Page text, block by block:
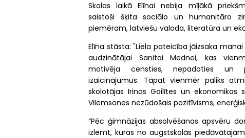
Skolas laikā Elīnai nebija mīļākā
saistoši šķita sociālo un humanitāro
piemēram, latviešu valoda, literatūra un
Elīna stāsta: "Liela pateicība jāizsaka manai
audzinātājai Sanitai Mednei, kas
motivēja censties, nepadoties un
izaicinājumus. Tāpat vienmēr paliks
skolotājas Irinas Gailītes un ekonomikas
Vilemsones nezūdošais pozitīvisms,
“Pēc ģimnāzijas absolvēšanas apsvēru
izlemt, kuras no augstskolās